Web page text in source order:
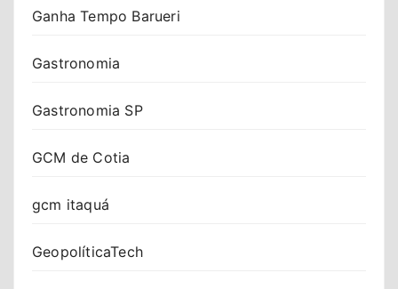
Ganha Tempo Barueri
Gastronomia
Gastronomia SP
GCM de Cotia
gcm itaquá
GeopolíticaTech